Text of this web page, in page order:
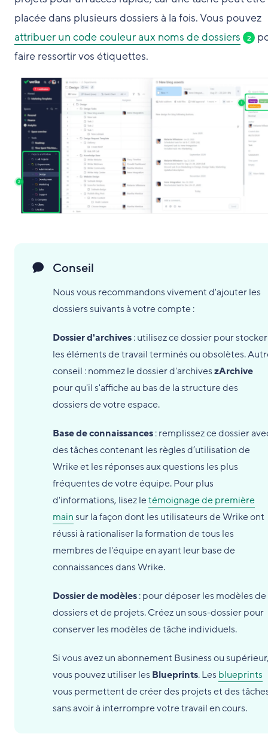
placée dans plusieurs dossiers à la fois. Vous pouvez
attribuer un code couleur aux noms de dossiers
2
faire ressortir vos étiquettes.
Conseil
Nous vous recommandons vivement d'ajouter les
dossiers suivants à votre compte :
Dossier d'archives: utilisez ce dossier pour stocker
les éléments de travail terminés ou obsolètes.
conseil : nommez le dossier d'archiveszArchive
pour qu'il s'affiche au bas de la structure des
dossiers de votre espace.
Base de connaissances: remplissez ce dossier
des tâches contenant les règles d’utilisation de
Wrike et les réponses aux questions les plus
fréquentes de votre équipe. Pour plus
d'informations, lisez letémoignage de première
mainsur la façon dont les utilisateurs de Wrike ont
réussi à rationaliser la formation de tous les
membres de l'équipe en ayant leur base de
connaissances dans Wrike.
Dossier de modèles: pour déposer les modèles de
dossiers et de projets. Créez un sous-dossier pour
conserver les modèles de tâche individuels.
Si vous avez un abonnement Business ou
vous pouvez utiliser les Blueprints. Les blueprints
vous permettent de créer des projets et des
sans avoir à interrompre votre travail en cours.